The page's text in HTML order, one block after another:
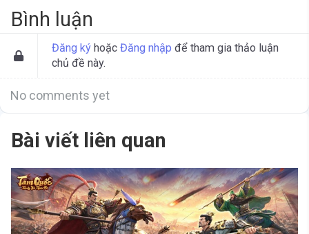
Bình luận
Đăng ký hoặc Đăng nhập để tham gia thảo luận
chủ đề này.
No comments yet
Bài viết liên quan